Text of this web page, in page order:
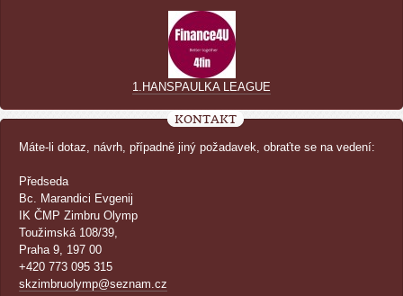
1.HANSPAULKA LEAGUE
KONTAKT
Máte-li dotaz, návrh, případně jiný požadavek, obraťte se na vedení:
Předseda
Bc. Marandici Evgenij
IK ČMP Zimbru Olymp
Toužimská 108/39,
Praha 9, 197 00
+420 773 095 315
skzimbruolymp@seznam.cz